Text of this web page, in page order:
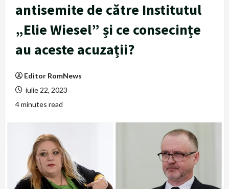
antisemite de către Institutul
„Elie Wiesel” și ce consecințe
au aceste acuzații?
Editor RomNews
iulie 22, 2023
4 minutes read